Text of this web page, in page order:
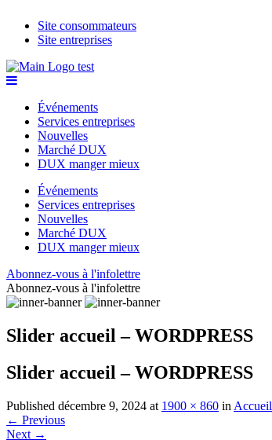
Site consommateurs
Site entreprises
Événements
Services entreprises
Nouvelles
Marché DUX
DUX manger mieux
Événements
Services entreprises
Nouvelles
Marché DUX
DUX manger mieux
Abonnez-vous à l'infolettre
Abonnez-vous à l'infolettre
Slider accueil – WORDPRESS
Slider accueil – WORDPRESS
Published décembre 9, 2024 at 1900 × 860 in Accueil
← Previous
Next →